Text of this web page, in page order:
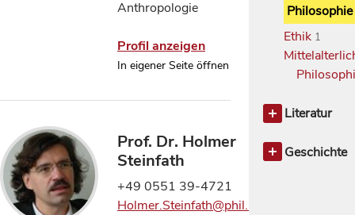
Anthropologie
Profil anzeigen
In eigener Seite öffnen
Prof. Dr. Holmer
Steinfath
+49 0551 39-4721
Holmer.Steinfath@phil.uni-
Philosophie
Ethik 1
Literatur
Philologie
Geschichte